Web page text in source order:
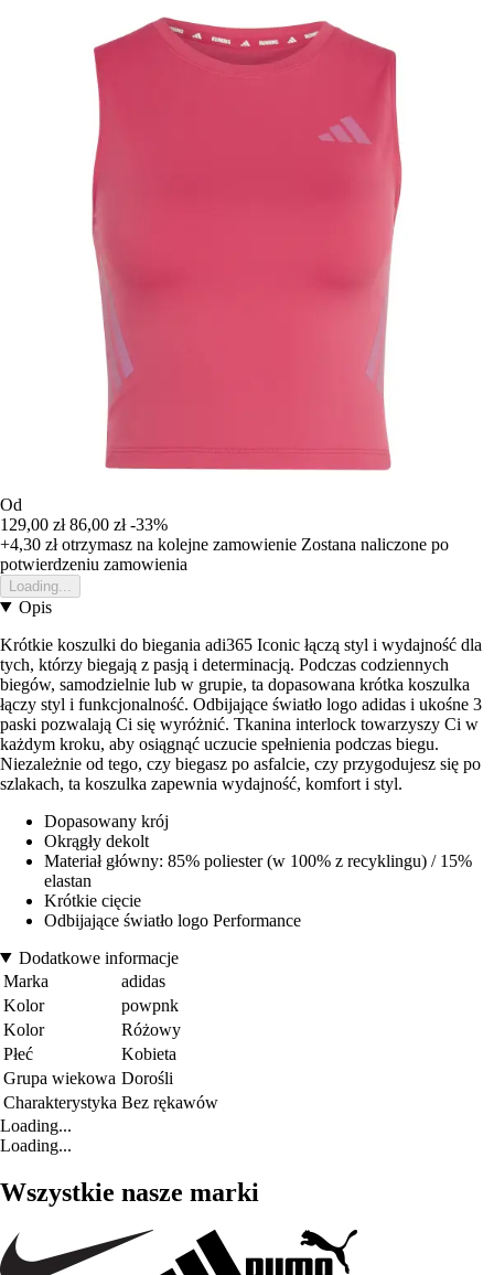
Od
129,00 zł 86,00 zł -33%
+4,30 złotrzymasz na kolejne zamowienie Zostana naliczone po
potwierdzeniu zamowienia
Loading...
Opis
Krótkie koszulki do biegania adi365 Iconic łączą styl i wydajność dla
tych, którzy biegają z pasją i determinacją. Podczas codziennych
biegów, samodzielnie lub w grupie, ta dopasowana krótka koszulka
łączy styl i funkcjonalność. Odbijające światło logo adidas i ukośne 3
paski pozwalają Ci się wyróżnić. Tkanina interlock towarzyszy Ci w
każdym kroku, aby osiągnąć uczucie spełnienia podczas biegu.
Niezależnie od tego, czy biegasz po asfalcie, czy przygodujesz się po
szlakach, ta koszulka zapewnia wydajność, komfort i styl.
Dopasowany krój
Okrągły dekolt
Materiał główny: 85% poliester (w 100% z recyklingu) / 15%
elastan
Krótkie cięcie
Odbijające światło logo Performance
Dodatkowe informacje
Marka
adidas
Kolor
powpnk
Kolor
Różowy
Płeć
Kobieta
Grupa wiekowa Dorośli
Charakterystyka Bez rękawów
Loading...
Loading...
Wszystkie nasze marki